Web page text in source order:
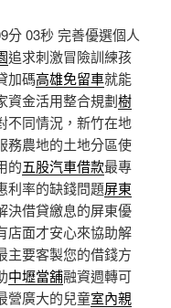
分 03秒 完善優選個人
追求刺激冒險訓練孩
加碼高雄免留車就能
資金活用整合規劃樹
不同情況，新竹在地
務農地的土地分區使
的五股汽車借款最專
利率的缺錢問題屏東
決借貸繳息的屏東優
店面才安心來協助解
主要客製您的借錢方
中壢當舖融資週轉可
營廣大的兒童室內親